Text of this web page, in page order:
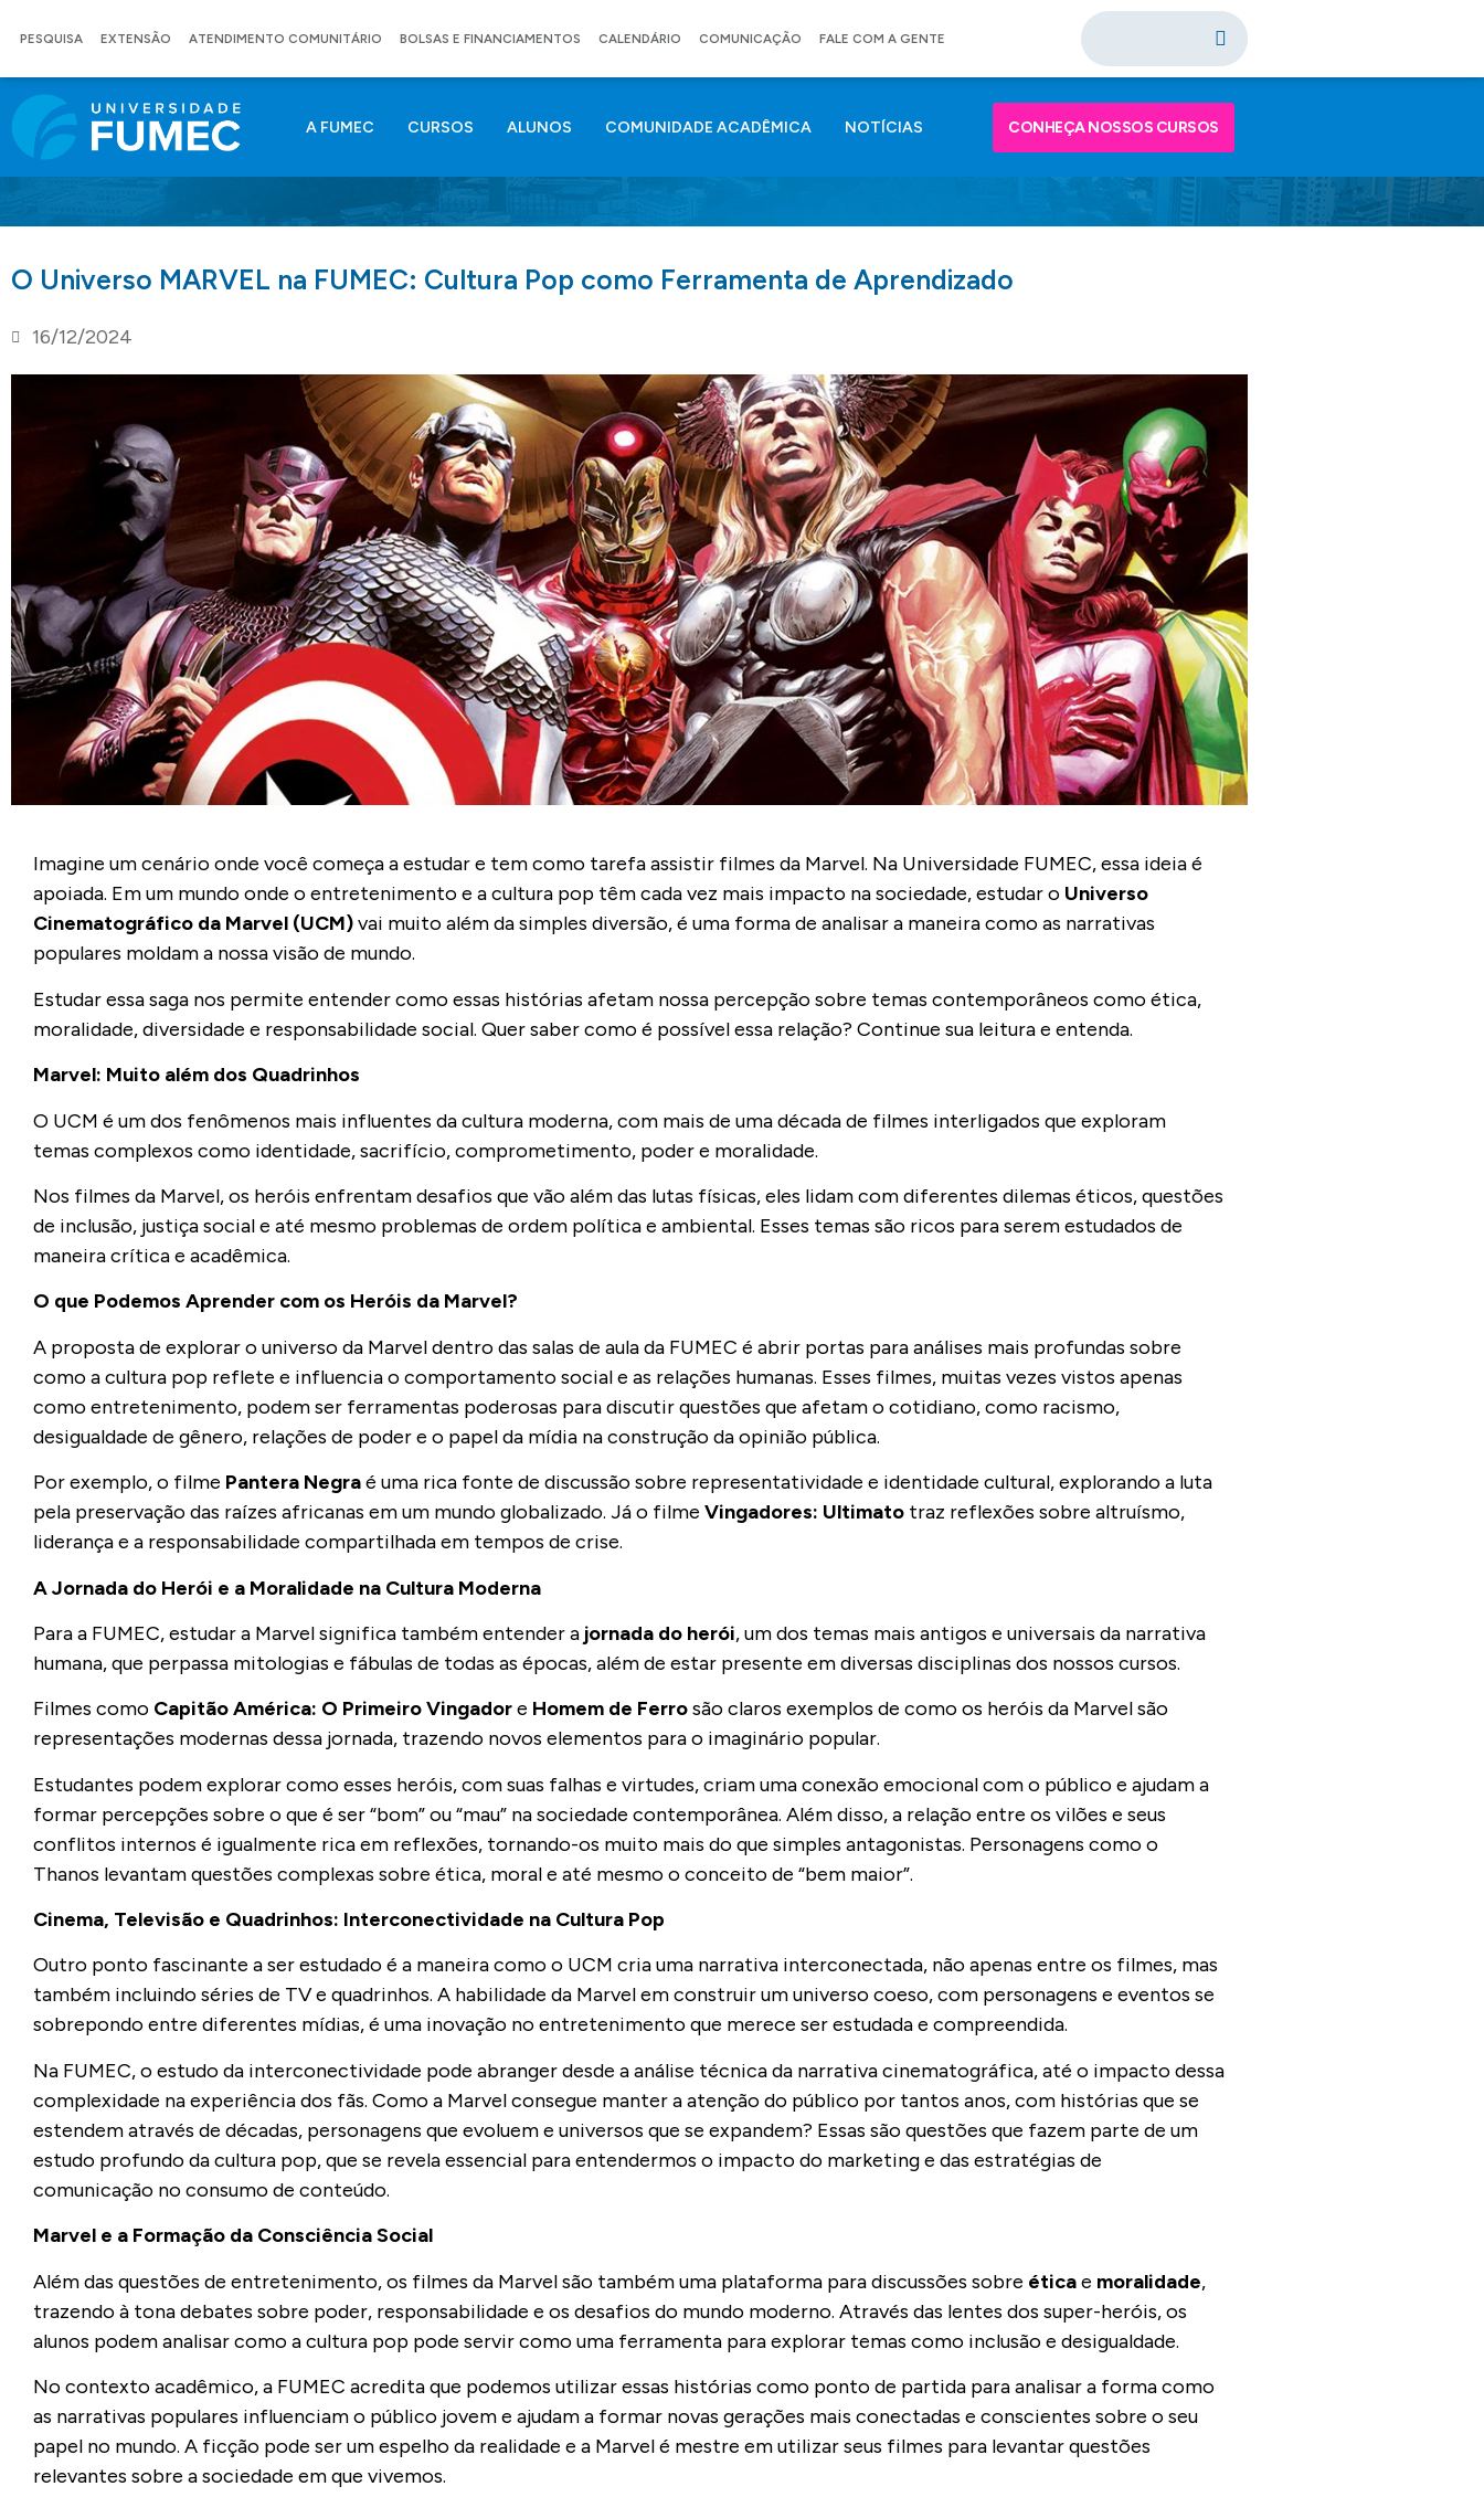
PESQUISA EXTENSÃO ATENDIMENTO COMUNITÁRIO BOLSAS E FINANCIAMENTOS CALENDÁRIO COMUNICAÇÃO FALE COM A GENTE
A FUMEC CURSOS ALUNOS COMUNIDADE ACADÊMICA NOTÍCIAS CONHEÇA NOSSOS CURSOS
O Universo MARVEL na FUMEC: Cultura Pop como Ferramenta de Aprendizado
16/12/2024
Imagine um cenário onde você começa a estudar e tem como tarefa assistir filmes da Marvel. Na Universidade FUMEC, essa ideia é
apoiada. Em um mundo onde o entretenimento e a cultura pop têm cada vez mais impacto na sociedade, estudar o Universo
Cinematográfico da Marvel (UCM)vai muito além da simples diversão, é uma forma de analisar a maneira como as narrativas
populares moldam a nossa visão de mundo.
Estudar essa saga nos permite entender como essas histórias afetam nossa percepção sobre temas contemporâneos como ética,
moralidade, diversidade e responsabilidade social. Quer saber como é possível essa relação? Continue sua leitura e entenda.
Marvel: Muito além dos Quadrinhos
O UCM é um dos fenômenos mais influentes da cultura moderna, com mais de uma década de filmes interligados que exploram
temas complexos como identidade, sacrifício, comprometimento, poder e moralidade.
Nos filmes da Marvel, os heróis enfrentam desafios que vão além das lutas físicas, eles lidam com diferentes dilemas éticos, questões
de inclusão, justiça social e até mesmo problemas de ordem política e ambiental. Esses temas são ricos para serem estudados de
maneira crítica e acadêmica.
O que Podemos Aprender com os Heróis da Marvel?
A proposta de explorar o universo da Marvel dentro das salas de aula da FUMEC é abrir portas para análises mais profundas sobre
como a cultura pop reflete e influencia o comportamento social e as relações humanas. Esses filmes, muitas vezes vistos apenas
como entretenimento, podem ser ferramentas poderosas para discutir questões que afetam o cotidiano, como racismo,
desigualdade de gênero, relações de poder e o papel da mídia na construção da opinião pública.
Por exemplo, o filme Pantera Negraé uma rica fonte de discussão sobre representatividade e identidade cultural, explorando a luta
pela preservação das raízes africanas em um mundo globalizado. Já o filme Vingadores: Ultimato traz reflexões sobre altruísmo,
liderança e a responsabilidade compartilhada em tempos de crise.
A Jornada do Herói e a Moralidade na Cultura Moderna
Para a FUMEC, estudar a Marvel significa também entender a jornada do herói, um dos temas mais antigos e universais da narrativa
humana, que perpassa mitologias e fábulas de todas as épocas, além de estar presente em diversas disciplinas dos nossos cursos.
Filmes como Capitão América: O Primeiro Vingadore Homem de Ferrosão claros exemplos de como os heróis da Marvel são
representações modernas dessa jornada, trazendo novos elementos para o imaginário popular.
Estudantes podem explorar como esses heróis, com suas falhas e virtudes, criam uma conexão emocional com o público e ajudam a
formar percepções sobre o que é ser “bom” ou “mau” na sociedade contemporânea. Além disso, a relação entre os vilões e seus
conflitos internos é igualmente rica em reflexões, tornando-os muito mais do que simples antagonistas. Personagens como o
Thanos levantam questões complexas sobre ética, moral e até mesmo o conceito de “bem maior”.
Cinema, Televisão e Quadrinhos: Interconectividade na Cultura Pop
Outro ponto fascinante a ser estudado é a maneira como o UCM cria uma narrativa interconectada, não apenas entre os filmes, mas
também incluindo séries de TV e quadrinhos. A habilidade da Marvel em construir um universo coeso, com personagens e eventos se
sobrepondo entre diferentes mídias, é uma inovação no entretenimento que merece ser estudada e compreendida.
Na FUMEC, o estudo da interconectividade pode abranger desde a análise técnica da narrativa cinematográfica, até o impacto dessa
complexidade na experiência dos fãs. Como a Marvel consegue manter a atenção do público por tantos anos, com histórias que se
estendem através de décadas, personagens que evoluem e universos que se expandem? Essas são questões que fazem parte de um
estudo profundo da cultura pop, que se revela essencial para entendermos o impacto do marketing e das estratégias de
comunicação no consumo de conteúdo.
Marvel e a Formação da Consciência Social
Além das questões de entretenimento, os filmes da Marvel são também uma plataforma para discussões sobre éticae moralidade,
trazendo à tona debates sobre poder, responsabilidade e os desafios do mundo moderno. Através das lentes dos super-heróis, os
alunos podem analisar como a cultura pop pode servir como uma ferramenta para explorar temas como inclusão e desigualdade.
No contexto acadêmico, a FUMEC acredita que podemos utilizar essas histórias como ponto de partida para analisar a forma como
as narrativas populares influenciam o público jovem e ajudam a formar novas gerações mais conectadas e conscientes sobre o seu
papel no mundo. A ficção pode ser um espelho da realidade e a Marvel é mestre em utilizar seus filmes para levantar questões
relevantes sobre a sociedade em que vivemos.